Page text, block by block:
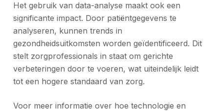
Het gebruik van data-analyse maakt ook een
significante impact. Door patiëntgegevens te
analyseren, kunnen trends in
gezondheidsuitkomsten worden geïdentificeerd. Dit
stelt zorgprofessionals in staat om gerichte
verbeteringen door te voeren, wat uiteindelijk leidt
tot een hogere standaard van zorg.
Voor meer informatie over hoe technologie en